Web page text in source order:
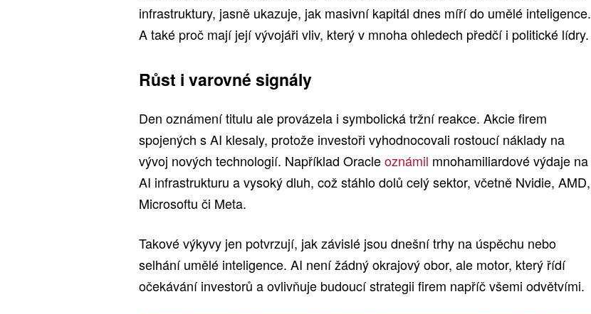
infrastruktury, jasně ukazuje, jak masivní kapitál dnes míří do umělé inteligence.
A také proč mají její vývojáři vliv, který v mnoha ohledech předčí i politické lídry.
Růst i varovné signály
Den oznámení titulu ale provázela i symbolická tržní reakce. Akcie firem
spojených s AI klesaly, protože investoři vyhodnocovali rostoucí náklady na
vývoj nových technologií. Například Oracleoznámil mnohamiliardové výdaje na
AI infrastrukturu a vysoký dluh, což stáhlo dolů celý sektor, včetně Nvidie, AMD,
Microsoftu či Meta.
Takové výkyvy jen potvrzují, jak závislé jsou dnešní trhy na úspěchu nebo
selhání umělé inteligence. AI není žádný okrajový obor, ale motor, který řídí
očekávání investorů a ovlivňuje budoucí strategii firem napříč všemi odvětvími.